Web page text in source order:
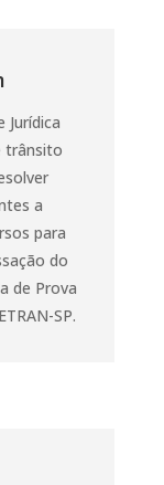
Jurídica
trânsito
a
para
do
de Prova
SP.